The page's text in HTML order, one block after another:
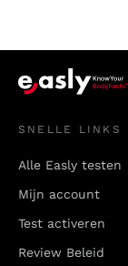
SNELLE LINKS
Alle Easly testen
Mijn account
Test activeren
Review Beleid